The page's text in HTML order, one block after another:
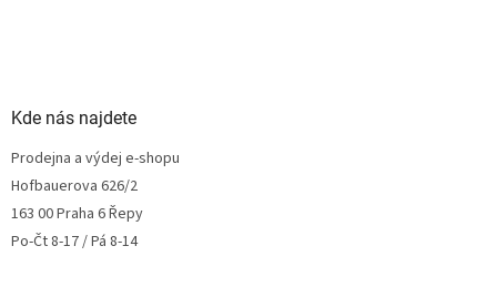
Kde nás najdete
Prodejna a výdej e-shopu
Hofbauerova 626/2
163 00 Praha 6 Řepy
Po-Čt 8-17 / Pá 8-14